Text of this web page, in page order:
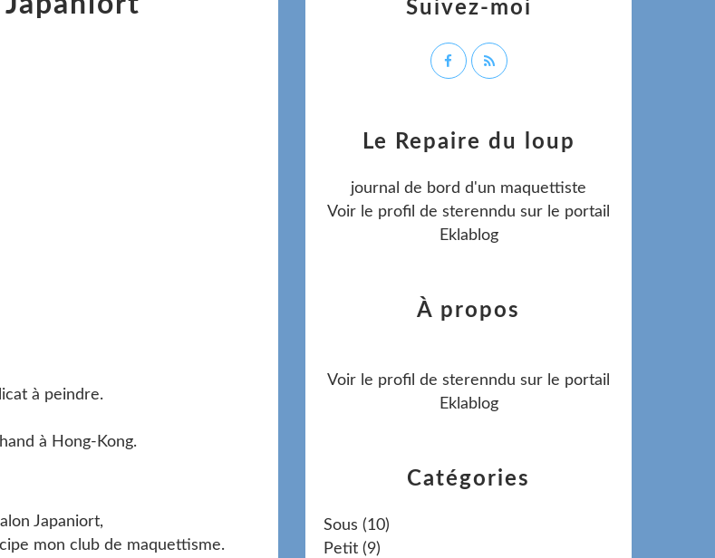
à peindre.
à Hong-Kong.
Japaniort,
mon club de maquettisme.
Catégories
Sous (10)
Petit (9)
Le Repaire du loup
journal de bord d'un maquettiste
Voir le profil de sterenndu sur le portail
Eklablog
Suivez-moi
À propos
Voir le profil de sterenndu sur le portail
Eklablog